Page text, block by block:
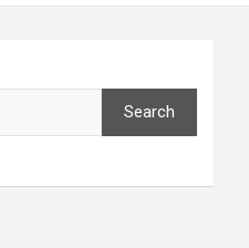
Search